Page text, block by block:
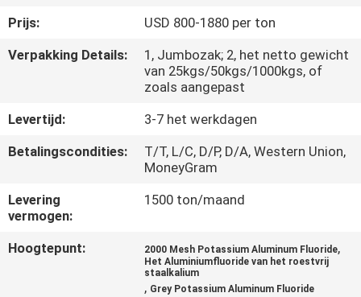
KWALITEITSCONTROLE
MET
ONS
NIEUWS
Prijs:
USD 800-1880 per ton
Verpakking Details:
1, Jumbozak; 2, het netto gewicht
van 25kgs/50kgs/1000kgs, of
zoals aangepast
Levertijd:
3-7 het werkdagen
Betalingscondities:
T/T, L/C, D/P, D/A, Western Union,
MoneyGram
Levering
vermogen:
1500 ton/maand
Hoogtepunt: 2000 Mesh Potassium Aluminum Fluoride,
Het Aluminiumfluoride van het roestvrij
staalkalium
, Grey Potassium Aluminum Fluoride